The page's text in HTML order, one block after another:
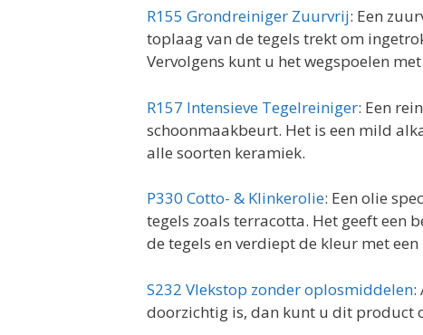
R155 Grondreiniger Zuurvrij: Een
toplaag van de tegels trekt om
Vervolgens kunt u het wegspoelen
R157 Intensieve Tegelreiniger: Een
schoonmaakbeurt. Het is een mild
alle soorten keramiek.
P330 Cotto- & Klinkerolie: Een olie
tegels zoals terracotta. Het geeft een
de tegels en verdiept de kleur met
S232 Vlekstop zonder oplosmiddelen:
doorzichtig is, dan kunt u dit product